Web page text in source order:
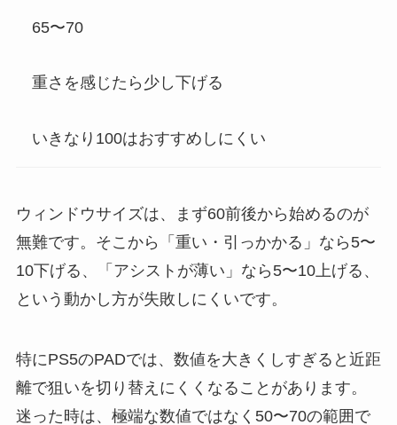
65〜70
重さを感じたら少し下げる
いきなり100はおすすめしにくい
ウィンドウサイズは、まず60前後から始めるのが
無難です。そこから「重い・引っかかる」なら5〜
10下げる、「アシストが薄い」なら5〜10上げる、
という動かし方が失敗しにくいです。
特にPS5のPADでは、数値を大きくしすぎると近距
離で狙いを切り替えにくくなることがあります。
迷った時は、極端な数値ではなく50〜70の範囲で